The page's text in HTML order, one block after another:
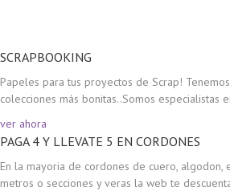
SCRAPBOOKING
Papeles para tus proyectos de Scrap!
colecciones más bonitas..Somos especialistas
ver ahora
PAGA 4 Y LLEVATE 5 EN CORDONES
En la mayoria de cordones de cuero, algodon,
metros o secciones y veras la web te